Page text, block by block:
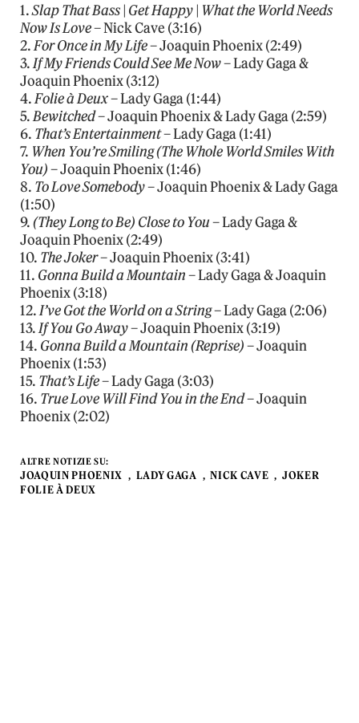
1.Slap That Bass | Get Happy | What the World Needs
Now Is Love– Nick Cave (3:16)
2.For Once in My Life– Joaquin Phoenix (2:49)
3.If My Friends Could See Me Now– Lady Gaga &
Joaquin Phoenix (3:12)
4.Folie à Deux– Lady Gaga (1:44)
5.Bewitched– Joaquin Phoenix & Lady Gaga (2:59)
6. That’s Entertainment– Lady Gaga (1:41)
7. When You’re Smiling (The Whole World Smiles With
You)– Joaquin Phoenix (1:46)
8. To Love Somebody– Joaquin Phoenix & Lady Gaga
(1:50)
9.(They Long to Be) Close to You– Lady Gaga &
Joaquin Phoenix (2:49)
10. The Joker– Joaquin Phoenix (3:41)
11. Gonna Build a Mountain– Lady Gaga & Joaquin
Phoenix (3:18)
12.I’ve Got the World on a String– Lady Gaga (2:06)
13.If You Go Away– Joaquin Phoenix (3:19)
14. Gonna Build a Mountain (Reprise)– Joaquin
Phoenix (1:53)
15. That’s Life– Lady Gaga (3:03)
16. True Love Will Find You in the End– Joaquin
Phoenix (2:02)
ALTRE NOTIZIE SU:
JOAQUIN PHOENIX LADY GAGA NICK CAVE
JOKER
FOLIE À DEUX